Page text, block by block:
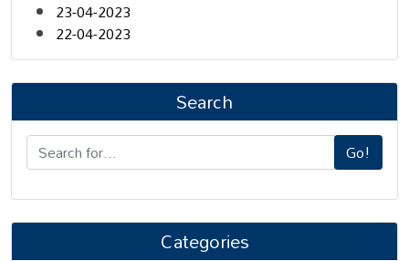
23-04-2023
22-04-2023
Search
Go!
Categories